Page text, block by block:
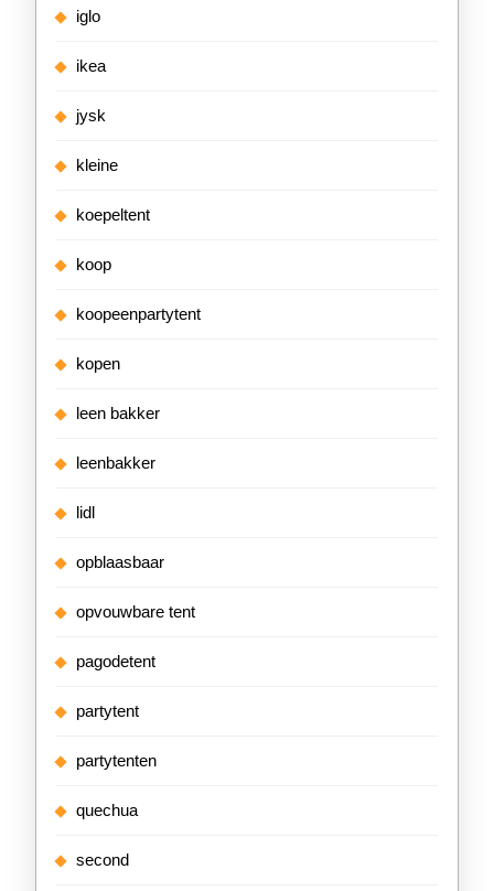
iglo
ikea
jysk
kleine
koepeltent
koop
koopeenpartytent
kopen
leen bakker
leenbakker
lidl
opblaasbaar
opvouwbare tent
pagodetent
partytent
partytenten
quechua
second